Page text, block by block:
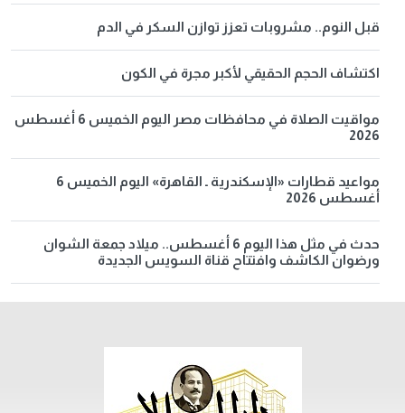
قبل النوم.. مشروبات تعزز توازن السكر في الدم
اكتشاف الحجم الحقيقي لأكبر مجرة في الكون
مواقيت الصلاة في محافظات مصر اليوم الخميس 6 أغسطس
2026
مواعيد قطارات «الإسكندرية ـ القاهرة» اليوم الخميس 6
أغسطس 2026
حدث في مثل هذا اليوم 6 أغسطس.. ميلاد جمعة الشوان
ورضوان الكاشف وافتتاح قناة السويس الجديدة